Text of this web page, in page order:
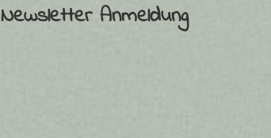
Newsletter Anmeldung